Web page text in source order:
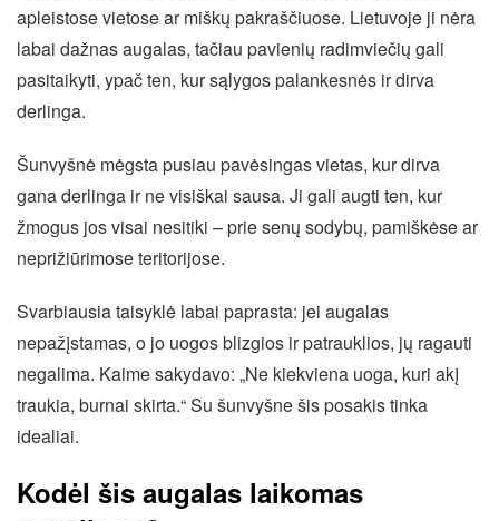
apleistose vietose ar miškų pakraščiuose. Lietuvoje ji nėra
labai dažnas augalas, tačiau pavienių radimviečių gali
pasitaikyti, ypač ten, kur sąlygos palankesnės ir dirva
derlinga.
Šunvyšnė mėgsta pusiau pavėsingas vietas, kur dirva
gana derlinga ir ne visiškai sausa. Ji gali augti ten, kur
žmogus jos visai nesitiki – prie senų sodybų, pamiškėse ar
neprižiūrimose teritorijose.
Svarbiausia taisyklė labai paprasta: jei augalas
nepažįstamas, o jo uogos blizgios ir patrauklios, jų ragauti
negalima. Kaime sakydavo: „Ne kiekviena uoga, kuri akį
traukia, burnai skirta.“ Su šunvyšne šis posakis tinka
idealiai.
Kodėl šis augalas laikomas